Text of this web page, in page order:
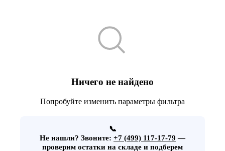
Ничего не найдено
Попробуйте изменить параметры фильтра
📞
Не нашли? Звоните: +7 (499) 117-17-79 —
проверим остатки на складе и подберем